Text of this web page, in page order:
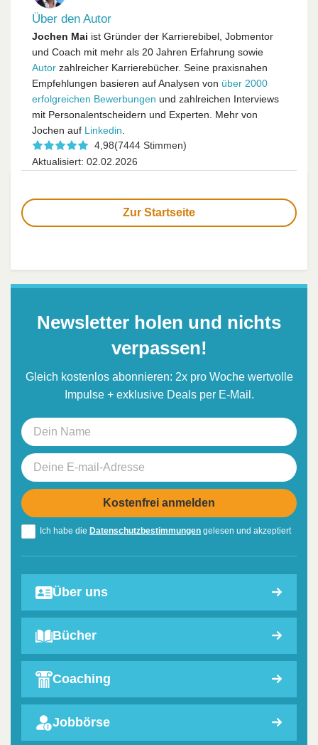
Über den Autor
Jochen Mai ist Gründer der Karrierebibel, Jobmentor
und Coach mit mehr als 20 Jahren Erfahrung sowie
Autor zahlreicher Karrierebücher. Seine praxisnahen
Empfehlungen basieren auf Analysen von über 2000
erfolgreichen Bewerbungen und zahlreichen Interviews
mit Personalentscheidern und Experten. Mehr von
Jochen auf Linkedin.
4,98(7444 Stimmen)
Aktualisiert: 02.02.2026
Zur Startseite
Newsletter holen und nichts
verpassen!
Gleich kostenlos abonnieren: 2x pro Woche wertvolle
Impulse + exklusive Deals per E-Mail.
Ich habe die Datenschutzbestimmungen gelesen und akzeptiert
Über uns
Bücher
Coaching
Jobbörse